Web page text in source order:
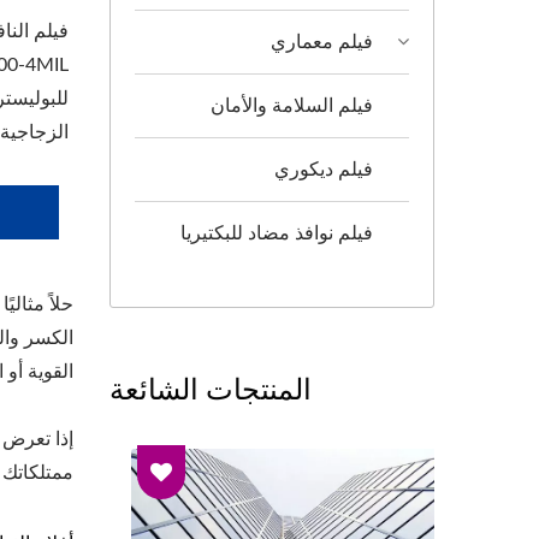
حلاً
الكسر
القوية
إذا
فيلم معماري
فيلم السلامة والأمان
فيلم ديكوري
فيلم نوافذ مضاد للبكتيريا
المنتجات الشائعة